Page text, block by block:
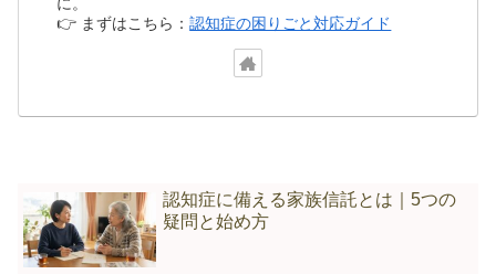
👉 まずはこちら：認知症の困りごと対応ガイド
認知症に備える家族信託とは｜5つの
疑問と始め方